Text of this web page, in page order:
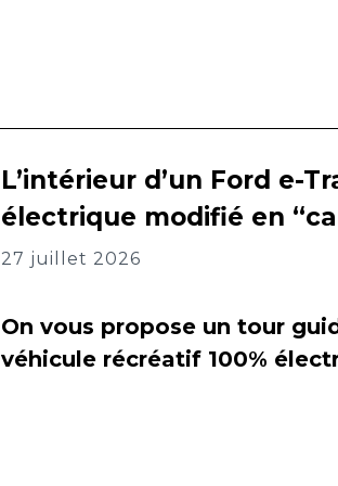
L’intérieur d’un Ford e-
électrique modifié en
27 juillet 2026
On vous propose un tour
véhicule récréatif 100%